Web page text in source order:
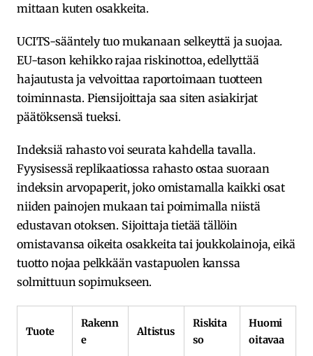
mittaan kuten osakkeita.
UCITS-sääntely tuo mukanaan selkeyttä ja suojaa.
EU-tason kehikko rajaa riskinottoa, edellyttää
hajautusta ja velvoittaa raportoimaan tuotteen
toiminnasta. Piensijoittaja saa siten asiakirjat
päätöksensä tueksi.
Indeksiä rahasto voi seurata kahdella tavalla.
Fyysisessä replikaatiossa rahasto ostaa suoraan
indeksin arvopaperit, joko omistamalla kaikki osat
niiden painojen mukaan tai poimimalla niistä
edustavan otoksen. Sijoittaja tietää tällöin
omistavansa oikeita osakkeita tai joukkolainoja, eikä
tuotto nojaa pelkkään vastapuolen kanssa
solmittuun sopimukseen.
Tuote
Rakenn
e
Altistus
Riskita
so
Huomi
oitavaa